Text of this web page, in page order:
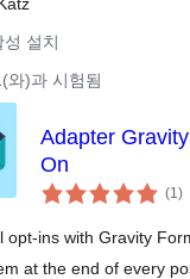
성 설치
와)과 시험됨
Adapter
On
(1전
체)
opt-ins with Gravity
at the end of every